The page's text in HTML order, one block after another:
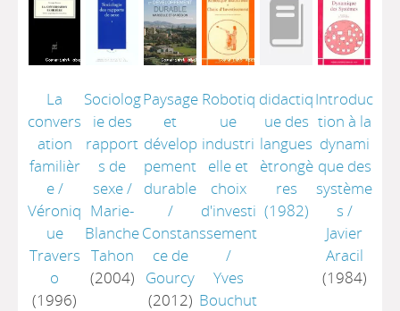
La
convers
ation
familièr
e/
Véroniq
ue
Travers
o
(1996)
Sociolog
ie des
rapport
s de
sexe/
Marie-
Blanche
Tahon
(2004)
Paysage
et
dévelop
pement
durable
/
Constan
ce de
Gourcy
(2012)
Robotiq
ue
industri
elle et
choix
d'investi
ssement
/
Yves
Bouchut
didactiq
ue des
langues
ètrongè
res
(1982)
Introduc
tion à la
dynami
que des
système
s /
Javier
Aracil
(1984)